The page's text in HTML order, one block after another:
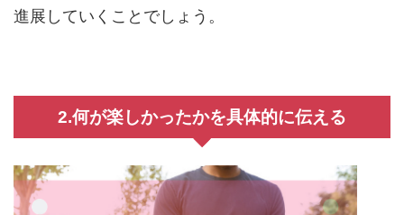
進展していくことでしょう。
2.何が楽しかったかを具体的に伝える